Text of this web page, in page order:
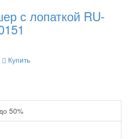
с лопаткой RU-
Купить
50%